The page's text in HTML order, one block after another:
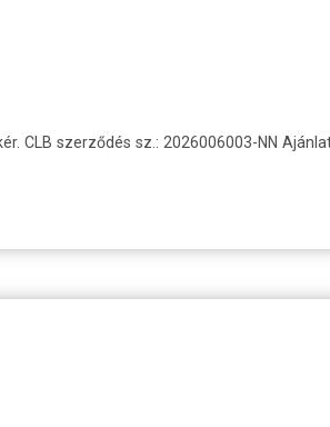
CLB szerződés sz.: 2026006003-NN